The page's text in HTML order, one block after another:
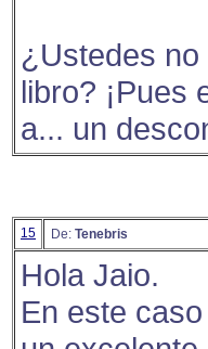
¿Ustedes
libro? ¡Pues
a... un
15 De: Tenebris
Hola Jaio.
En este